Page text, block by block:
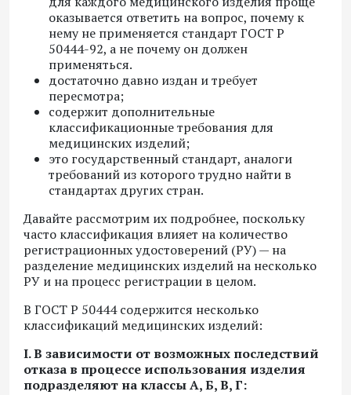
оказывается ответить на вопрос, почему к
нему не применяется стандарт ГОСТ Р
50444-92, а не почему он должен
применяться.
достаточно давно издан и требует
пересмотра;
содержит дополнительные
классификационные требования для
медицинских изделий;
это государственный стандарт, аналоги
требований из которого трудно найти в
стандартах других стран.
Давайте рассмотрим их подробнее, поскольку
часто классификация влияет на количество
регистрационных удостоверений (РУ) — на
разделение медицинских изделий на несколько
РУ и на процесс регистрации в целом.
В ГОСТ Р 50444 содержится несколько
классификаций медицинских изделий:
I. В зависимости от возможных последствий
отказа в процессе использования изделия
подразделяют на классы А, Б, В, Г: